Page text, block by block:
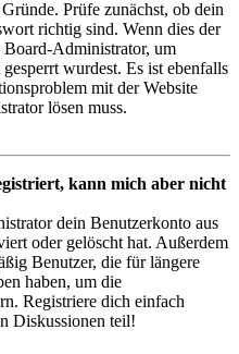
Prüfe zunächst, ob dein
richtig sind. Wenn dies der
Administrator, um
wurdest. Es ist ebenfalls
mit der Website
lösen muss.
kann mich aber nicht
dein Benutzerkonto aus
oder gelöscht hat. Außerdem
Benutzer, die für längere
haben, um die
Registriere dich einfach
Diskussionen teil!